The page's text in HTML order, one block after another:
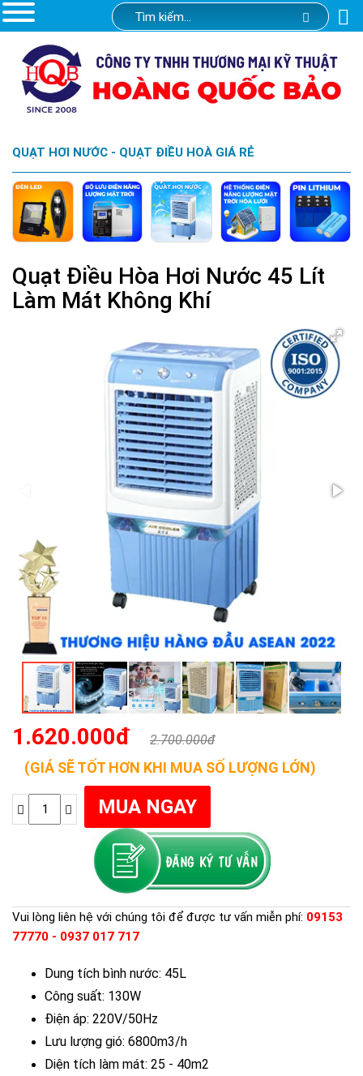
QUẠT HƠI NƯỚC - QUẠT ĐIỀU HOÀ GIÁ RẺ
Quạt Điều Hòa Hơi Nước 45 Lít
Làm Mát Không Khí
1.620.000đ 2.700.000đ
(GIÁ SẼ TỐT HƠN KHI MUA SỐ LƯỢNG LỚN)
Vui lòng liên hệ với chúng tôi để được tư vấn miễn phí: 09153
77770 - 0937 017 717
Dung tích bình nước: 45L
Công suất: 130W
Điện áp: 220V/50Hz
Lưu lượng gió: 6800m3/h
Diện tích làm mát: 25 - 40m2